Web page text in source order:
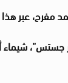
مفرح، عبر هذا
شيماء